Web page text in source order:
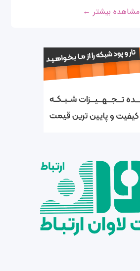
مشاهده بیشتر ←